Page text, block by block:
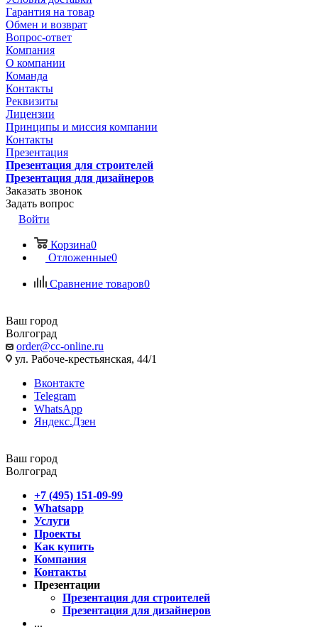
Гарантия на товар
Обмен и возврат
Вопрос-ответ
Компания
О компании
Команда
Контакты
Реквизиты
Лицензии
Принципы и миссия компании
Контакты
Презентация
Презентация для строителей
Презентация для дизайнеров
Заказать звонок
Задать вопрос
Войти
Корзина0
Отложенные0
Сравнение товаров0
Ваш город
Волгоград
order@cc-online.ru
ул. Рабоче-крестьянская, 44/1
Вконтакте
Telegram
WhatsApp
Яндекс.Дзен
Ваш город
Волгоград
+7 (495) 151-09-99
Whatsapp
Услуги
Проекты
Как купить
Компания
Контакты
Презентации
Презентация для строителей
Презентация для дизайнеров
...